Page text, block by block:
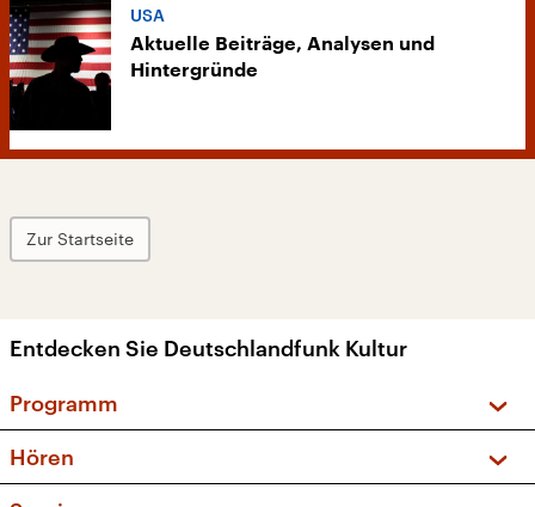
USA
Aktuelle Beiträge, Analysen und
Hintergründe
Zur Startseite
Entdecken Sie Deutschlandfunk Kultur
Programm
Sendungen und Podcasts
Hören